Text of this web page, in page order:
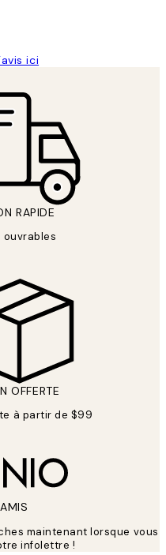
ici
RAPIDE
ouvrables
OFFERTE
à partir de $99
maintenant lorsque vous
infolettre !